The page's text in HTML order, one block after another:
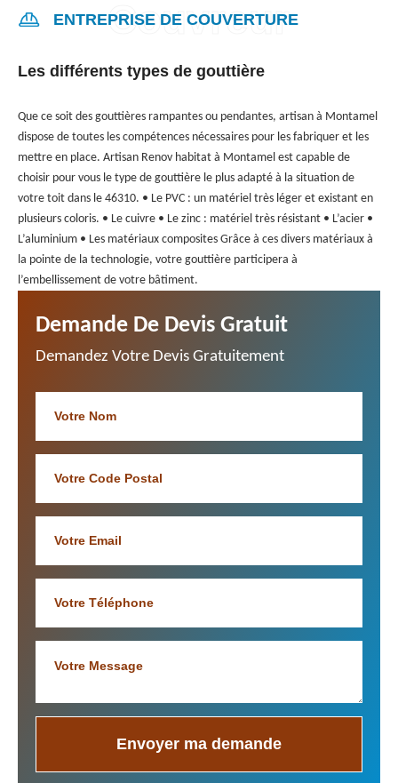
ENTREPRISE DE COUVERTURE
Les différents types de gouttière
Que ce soit des gouttières rampantes ou pendantes, artisan à Montamel
dispose de toutes les compétences nécessaires pour les fabriquer et les
mettre en place. Artisan Renov habitat à Montamel est capable de
choisir pour vous le type de gouttière le plus adapté à la situation de
votre toit dans le 46310. • Le PVC : un matériel très léger et existant en
plusieurs coloris. • Le cuivre • Le zinc : matériel très résistant • L’acier •
L’aluminium • Les matériaux composites Grâce à ces divers matériaux à
la pointe de la technologie, votre gouttière participera à
l’embellissement de votre bâtiment.
Demande De Devis Gratuit
Demandez Votre Devis Gratuitement